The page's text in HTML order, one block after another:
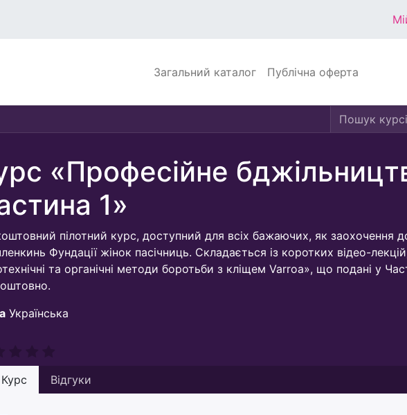
Загальний каталог Публічна оферта
«Професійне
1»
пілотний курс, доступний для всіх бажаючих, як заохочення
Фундації жінок пасічниць. Складається із коротких відео-
та органічні методи боротьби з кліщем Varroa», що подані у
Українська
Курс Відгуки